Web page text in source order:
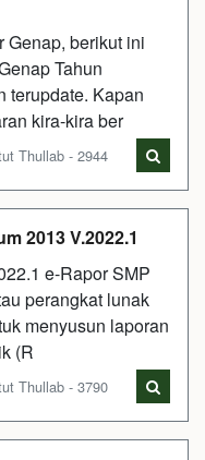
Genap, berikut ini
Tahun
terupdate. Kapan
kira-kira ber
Thullab - 2944
2013 V.2022.1
e-Rapor SMP
perangkat lunak
menyusun laporan
(R
Thullab - 3790